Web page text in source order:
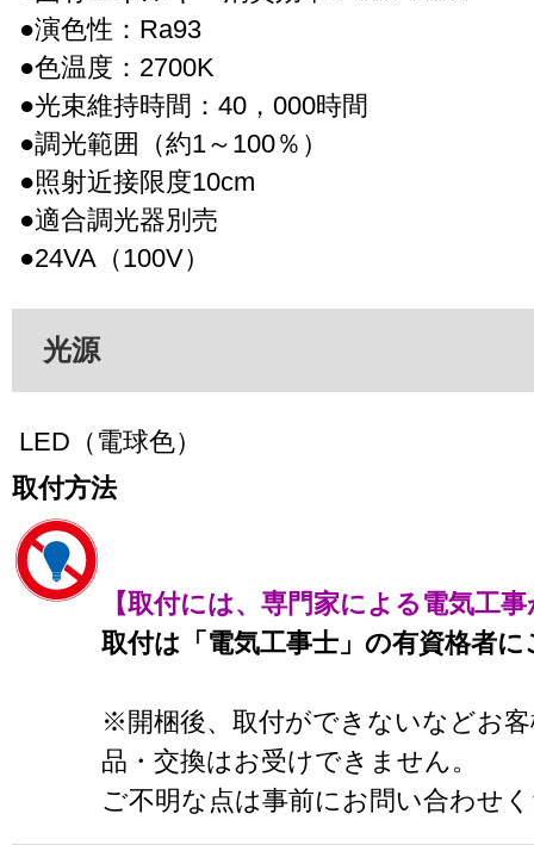
●演色性：Ra93
●色温度：2700K
●光束維持時間：40，000時間
●調光範囲（約1～100％）
●照射近接限度10cm
●適合調光器別売
●24VA（100V）
光源
LED（電球色）
取付方法
【取付には、専門家による電気工
取付は「電気工事士」の有資格者
※開梱後、取付ができないなどお
品・交換はお受けできません。
ご不明な点は事前にお問い合わせ